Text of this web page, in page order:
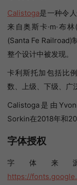
Calistoga是一种令
来自奥斯卡·m·布
(Santa Fe Railroad)
整个设计中被发现。
卡利斯托加包括比
数、上级、下级、广
Calistoga是由
Sorkin在2018年和
字体授权
字体来
https://